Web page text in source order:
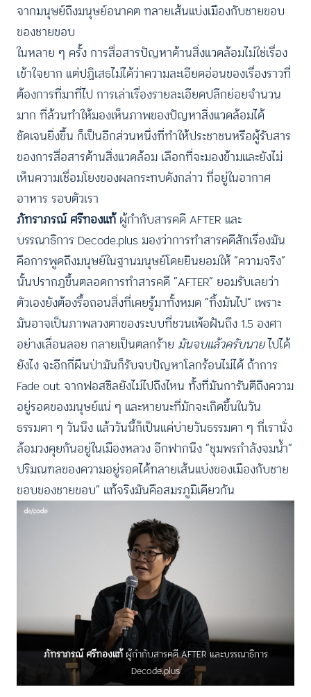
จากมนุษย์ถึงมนุษย์อนาคต ทลายเส้นแบ่งเมืองกับชายขอบ
ของชายขอบ
ในหลาย ๆ ครั้ง การสื่อสารปัญหาด้านสิ่งแวดล้อมไม่ใช่เรื่อง
เข้าใจยาก แต่ปฏิเสธไม่ได้ว่าความละเอียดอ่อนของเรื่องราวที่
ต้องการที่มาที่ไป การเล่าเรื่องรายละเอียดปลีกย่อยจำนวน
มาก ที่ล้วนทำให้มองเห็นภาพของปัญหาสิ่งแวดล้อมได้
ชัดเจนยิ่งขึ้น ก็เป็นอีกส่วนหนึ่งที่ทำให้ประชาชนหรือผู้รับสาร
ของการสื่อสารด้านสิ่งแวดล้อม เลือกที่จะมองข้ามและยังไม่
เห็นความเชื่อมโยงของผลกระทบดังกล่าว ที่อยู่ในอากาศ
อาหาร รอบตัวเรา
ภัทราภรณ์ ศรีทองแท้ผู้กำกับสารคดี AFTER และ
บรรณาธิการ Decode.plus มองว่าการทำสารคดีสักเรื่องมัน
คือการพูดถึงมนุษย์ในฐานมนุษย์โดยยินยอมให้ “ความจริง”
นั้นปรากฏขึ้นตลอดการทำสารคดี “AFTER” ยอมรับเลยว่า
ตัวเองยังต้องรื้อถอนสิ่งที่เคยรู้มาทั้งหมด “ทิ้งมันไป” เพราะ
มันอาจเป็นภาพลวงตาของระบบที่ชวนเพ้อฝันถึง 1.5 องศา
อย่างเลื่อนลอย กลายเป็นตลกร้าย มันจบแล้วครับนายไปได้
ยังไง จะอีกกี่ผืนป่ามันก็รับจบปัญหาโลกร้อนไม่ได้ ถ้าการ
Fade out จากฟอสซิลยังไม่ไปถึงไหน ทั้งที่มันการันตีถึงความ
อยู่รอดของมนุษย์แน่ ๆ และหายนะที่มักจะเกิดขึ้นในวัน
ธรรมดา ๆ วันนึง แล้ววันนี้ก็เป็นแค่บ่ายวันธรรมดา ๆ ที่เรานั่ง
ล้อมวงคุยกันอยู่ในเมืองหลวง อีกฟากนึง “ชุมพรกำลังจมน้ำ”
ปริมณฑลของความอยู่รอดได้ทลายเส้นแบ่งของเมืองกับชาย
ขอบของชายขอบ” แท้จริงมันคือสมรภูมิเดียวกัน
ภัทราภรณ์ ศรีทองแท้ผู้กำกับสารคดี AFTER และบรรณาธิการ
Decode.plus